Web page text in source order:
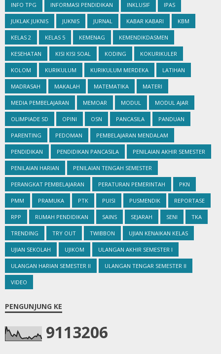
INFO TPG INFORMASI PENDIDIKAN INKLUSIF IPAS
JUKLAK JUKNIS JUKNIS JURNAL KABAR KABARI KBM
KELAS 2 KELAS 5 KEMENAG KEMENDIKDASMEN
KESEHATAN KISI KISI SOAL KODING KOKURIKULER
KOLOM KURIKULUM KURIKULUM MERDEKA LATIHAN
MADRASAH MAKALAH MATEMATIKA MATERI
MEDIA PEMBELAJARAN MEMOAR MODUL MODUL AJAR
OLIMPIADE SD OPINI OSN PANCASILA PANDUAN
PARENTING PEDOMAN PEMBELAJARAN MENDALAM
PENDIDIKAN PENDIDIKAN PANCASILA PENILAIAN AKHIR SEMESTER
PENILAIAN HARIAN PENILAIAN TENGAH SEMESTER
PERANGKAT PEMBELAJARAN PERATURAN PEMERINTAH PKN
PMM PRAMUKA PTK PUISI PUSMENDIK REPORTASE
RPP RUMAH PENDIDIKAN SAINS SEJARAH SENI TKA
TRENDING TRY OUT TWIBBON UJIAN KENAIKAN KELAS
UJIAN SEKOLAH UJIKOM ULANGAN AKHIR SEMESTER I
ULANGAN HARIAN SEMESTER II ULANGAN TENGAR SEMESTER II
VIDEO
PENGUNJUNG KE
9113206